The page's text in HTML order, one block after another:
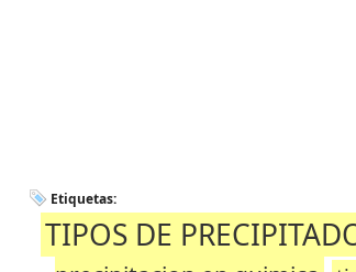
Etiquetas:
TIPOS DE